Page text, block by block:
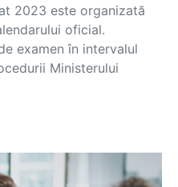
2023 este organizată
oficial.
examen în intervalul
Ministerului